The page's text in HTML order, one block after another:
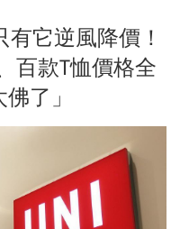
它逆風降價！
百款T恤價格全
了」